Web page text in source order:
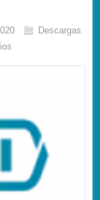
Descargas